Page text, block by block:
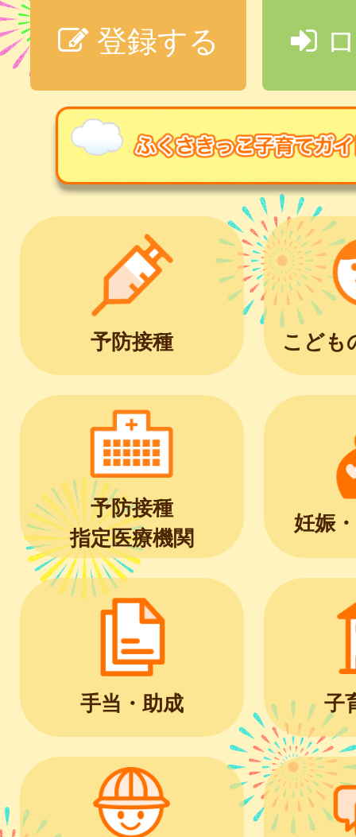
登録する
予防接種 こども
予防接種
指定医療機関
妊娠
手当・助成 子